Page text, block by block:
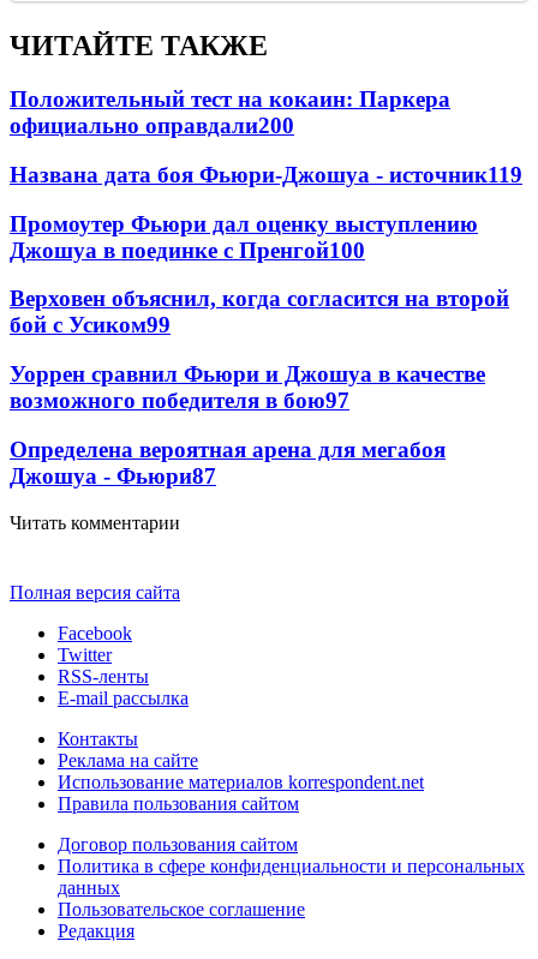
ЧИТАЙТЕ ТАКЖЕ
Положительный тест на кокаин: Паркера
официально оправдали200
Названа дата боя Фьюри-Джошуа - источник119
Промоутер Фьюри дал оценку выступлению
Джошуа в поединке с Пренгой100
Верховен объяснил, когда согласится на второй
бой с Усиком99
Уоррен сравнил Фьюри и Джошуа в качестве
возможного победителя в бою97
Определена вероятная арена для мегабоя
Джошуа - Фьюри87
Читать комментарии
Полная версия сайта
Facebook
Twitter
RSS-ленты
E-mail рассылка
Контакты
Реклама на сайте
Использование материалов korrespondent.net
Правила пользования сайтом
Договор пользования сайтом
Политика в сфере конфиденциальности и персональных
данных
Пользовательское соглашение
Редакция